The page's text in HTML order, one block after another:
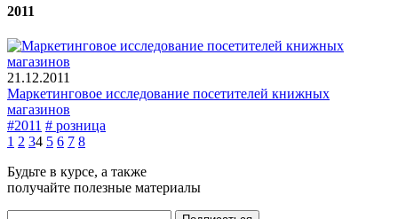
2011
21.12.2011
Маркетинговое исследование посетителей книжных
магазинов
#2011 # розница
1 2 34 5 6 7 8
Будьте в курсе, а также
получайте полезные материалы